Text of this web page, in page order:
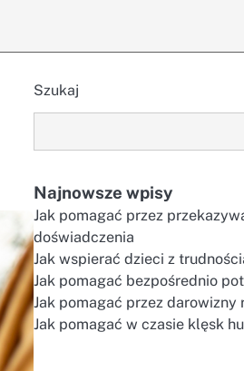
Szukaj
Najnowsze wpisy
Jak pomagać przez
doświadczenia
Jak wspierać dzieci z
Jak pomagać bezpośrednio
Jak pomagać przez darowizny
Jak pomagać w czasie klęsk